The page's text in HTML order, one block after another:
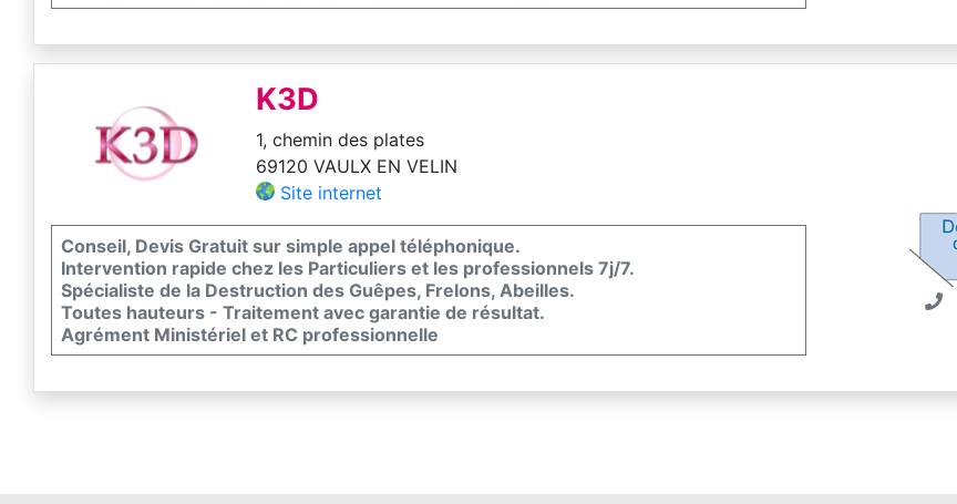
K3D
1, chemin des plates
69120 VAULX EN VELIN
Site internet
Conseil, Devis Gratuit sur simple appel téléphonique.
Intervention rapide chez les Particuliers et les professionnels 7j/7.
Spécialiste de la Destruction des Guêpes, Frelons, Abeilles.
Toutes hauteurs - Traitement avec garantie de résultat.
Agrément Ministériel et RC professionnelle